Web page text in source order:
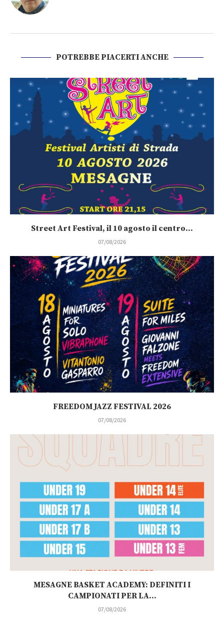
POTREBBE PIACERTI ANCHE
Street Art Festival, il 10 agosto il centro...
07/08/2026
FREEDOM JAZZ FESTIVAL 2026
07/08/2026
MESAGNE BASKET ACADEMY: DEFINITI I
CAMPIONATI PER LA...
07/08/2026